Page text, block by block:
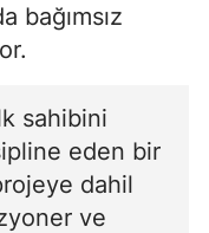
bağımsız
sahibini
eden bir
dahil
ve